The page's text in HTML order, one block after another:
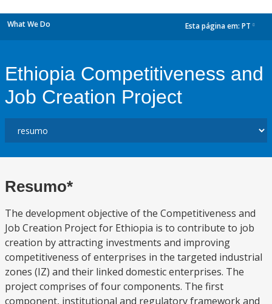
What We Do Esta página em: PT
Ethiopia Competitiveness and
Job Creation Project
Resumo*
The development objective of the Competitiveness and
Job Creation Project for Ethiopia is to contribute to job
creation by attracting investments and improving
competitiveness of enterprises in the targeted industrial
zones (IZ) and their linked domestic enterprises. The
project comprises of four components. The first
component, institutional and regulatory framework and